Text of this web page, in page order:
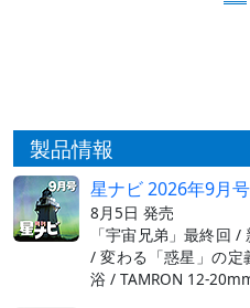
製品情報
星ナビ 2026年9月号
8月5日 発売
「宇宙兄弟」最終回
/ 変わる「惑星」の定
浴 / TAMRON 12-